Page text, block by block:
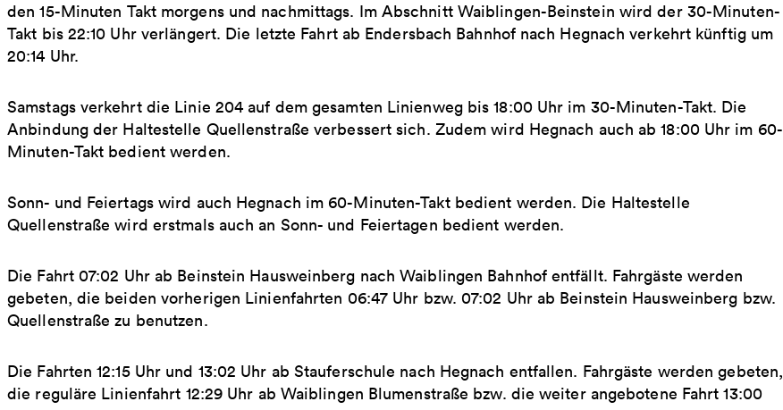
den 15-Minuten Takt morgens und nachmittags. Im Abschnitt Waiblingen-Beinstein wird der 30-Minuten-
Takt bis 22:10 Uhr verlängert. Die letzte Fahrt ab Endersbach Bahnhof nach Hegnach verkehrt künftig um
20:14 Uhr.
Samstags verkehrt die Linie 204 auf dem gesamten Linienweg bis 18:00 Uhr im 30-Minuten-Takt. Die
Anbindung der Haltestelle Quellenstraße verbessert sich. Zudem wird Hegnach auch ab 18:00 Uhr im 60-
Minuten-Takt bedient werden.
Sonn- und Feiertags wird auch Hegnach im 60-Minuten-Takt bedient werden. Die Haltestelle
Quellenstraße wird erstmals auch an Sonn- und Feiertagen bedient werden.
Die Fahrt 07:02 Uhr ab Beinstein Hausweinberg nach Waiblingen Bahnhof entfällt. Fahrgäste werden
gebeten, die beiden vorherigen Linienfahrten 06:47 Uhr bzw. 07:02 Uhr ab Beinstein Hausweinberg bzw.
Quellenstraße zu benutzen.
Die Fahrten 12:15 Uhr und 13:02 Uhr ab Stauferschule nach Hegnach entfallen. Fahrgäste werden gebeten,
die reguläre Linienfahrt 12:29 Uhr ab Waiblingen Blumenstraße bzw. die weiter angebotene Fahrt 13:00